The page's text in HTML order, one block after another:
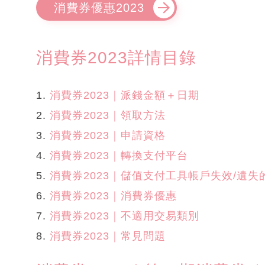
消費券優惠2023
消費券2023詳情目錄
1. 消費券2023｜派錢金額＋日期
2. 消費券2023｜領取方法
3. 消費券2023｜申請資格
4. 消費券2023｜轉換支付平台
5. 消費券2023｜儲值支付工具帳戶失效/遺失
6. 消費券2023｜消費券優惠
7. 消費券2023｜不適用交易類別
8. 消費券2023｜常見問題